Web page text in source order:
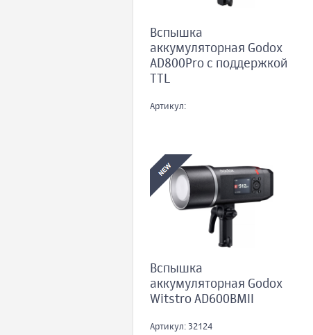
Вспышка
аккумуляторная Godox
AD800Pro с поддержкой
TTL
Артикул:
Вспышка
аккумуляторная Godox
Witstro AD600BMII
Артикул: 32124